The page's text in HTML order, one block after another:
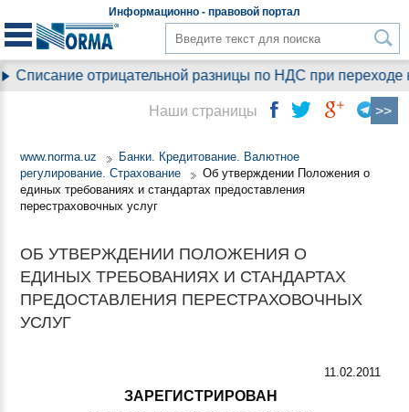
Информационно - правовой портал
отрицательной разницы по НДС при переходе на
www.norma.uz
Банки. Кредитование. Валютное
регулирование. Страхование
Об утверждении Положения о
единых требованиях и стандартах предоставления
перестраховочных услуг
ОБ УТВЕРЖДЕНИИ ПОЛОЖЕНИЯ О
ЕДИНЫХ ТРЕБОВАНИЯХ И СТАНДАРТАХ
ПРЕДОСТАВЛЕНИЯ ПЕРЕСТРАХОВОЧНЫХ
УСЛУГ
11.02.2011
ЗАРЕГИСТРИРОВАН
Наши страницы